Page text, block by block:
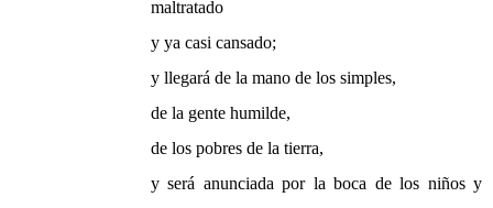
maltratado
y ya casi cansado;
y llegará de la mano de los simples,
de la gente humilde,
de los pobres de la tierra,
y será anunciada por la boca de los niños y